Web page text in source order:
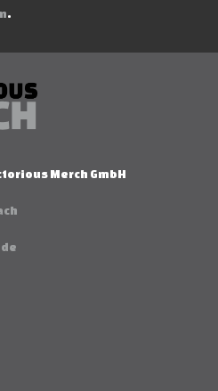
.
Merch GmbH